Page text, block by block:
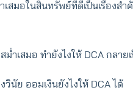
สมอในสินทรัพย์ที่ดีเป็นเรื่องส
ม่ำเสมอ ทำยังไงให้ DCA กลาย
นัย ออมเงินยังไงให้ DCA ได้